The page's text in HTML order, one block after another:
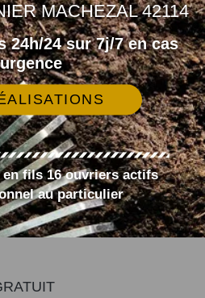
MACHEZAL 42114
24h/24 sur 7j/7 en cas
en fils 16 ouvriers actifs
au particulier